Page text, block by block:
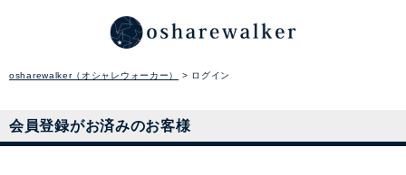
osharewalker（オシャレウォーカー） ログイン
会員登録がお済みのお客様